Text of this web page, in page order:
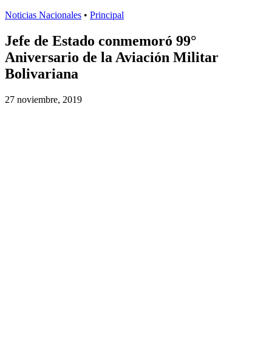
Noticias Nacionales • Principal
Jefe de Estado conmemoró 99°
Aniversario de la Aviación Militar
Bolivariana
27 noviembre, 2019